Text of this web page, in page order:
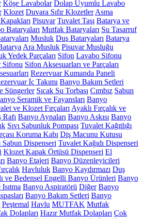
Köşe Lavabolar Dolap Uyumlu Lavabo
Klozet Duvara Sıfır Klozetler Asma
Pisuvar Tuvalet Taşı Batarya ve
Bataryaları Mutfak Bataryaları Su Tasarruf
Musluk Duş Bataryaları Batarya
Ara Musluk Pisuvar Musluğu
Yedek Parçaları Sifon Lavabo Sifonu
Sifonu Sifon Aksesuarları ve Parçaları
Rezervuar Kumanda Paneli
İç Takımı Banyo Bakım Setleri
Süngerler Sıcak Su Torbası Cımbız Sabun
Seramik ve Fayansları Banyo
ve Klozet Fırçaları Ayaklı Fırçalık ve
Rafı Banyo Aynaları Banyo Askısı Banyo
Sıvı Sabunluk Pompası Tuvalet Kağıtlığı
Koruma Kabı Diş Macunu Kutusu
Sabun Dispenseri Tuvalet Kağıdı Dispenseri
Klozet Kapak Örtüsü Dispenseri El
Banyo Etajeri Banyo Düzenleyicileri
Havluluk Banyo Kaydırmazı Duş
ve Bedensel Engelli Banyo Ürünleri Banyo
Banyo Aspiratörü Diğer Banyo
Banyo Bakım Setleri Banyo
Peştemal Havlu MUTFAK Mutfak
Dolapları Hazır Mutfak Dolapları Çok